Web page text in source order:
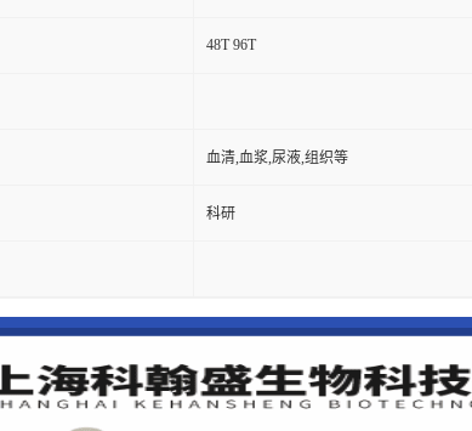
48T 96T
血清,血浆,尿液,组织等
科研